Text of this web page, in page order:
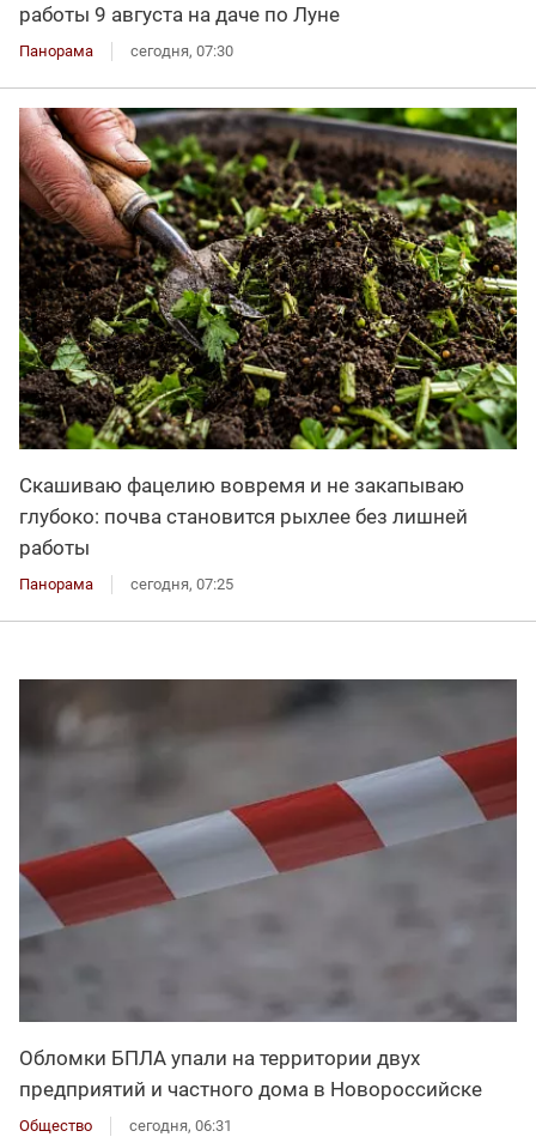
работы 9 августа на даче по Луне
Панорама сегодня, 07:30
Скашиваю фацелию вовремя и не закапываю
глубоко: почва становится рыхлее без лишней
работы
Панорама сегодня, 07:25
Обломки БПЛА упали на территории двух
предприятий и частного дома в Новороссийске
Общество сегодня, 06:31